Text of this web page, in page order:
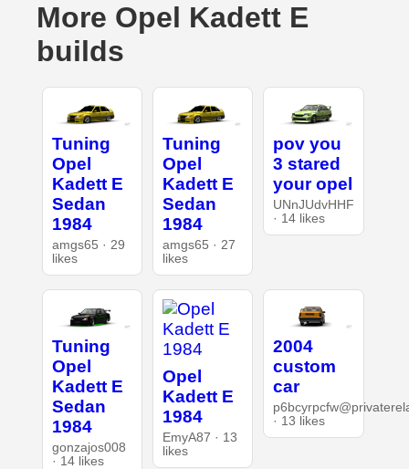
More Opel Kadett E
builds
Tuning
Opel
Kadett E
Sedan
1984
amgs65 · 29
likes
Tuning
Opel
Kadett E
Sedan
1984
amgs65 · 27
likes
pov you
3 stared
your opel
UNnJUdvHHF
· 14 likes
Tuning
Opel
Kadett E
Sedan
1984
gonzajos008
· 14 likes
Opel
Kadett E
1984
EmyA87 · 13
likes
2004
custom
car
· 13 likes